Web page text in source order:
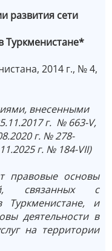
развития сети
Туркменистане*
2014 г., № 4,
внесенными
г. № 663-V,
г. № 278-
г. № 184-VII)
правовые основы
связанных с
Туркменистане, и
деятельности в
на территории